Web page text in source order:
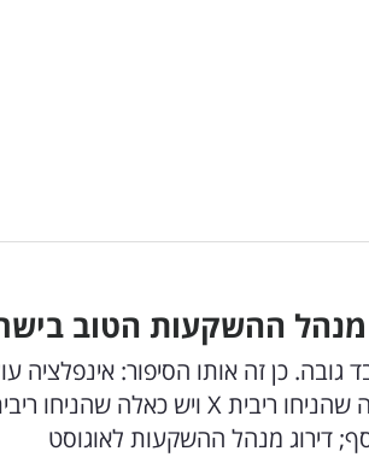
מנהל ההשקעות הטוב
גובה. כן זה אותו הסיפור: אינפלציה
דירוג מנהל ההשקעות לאוגוסט